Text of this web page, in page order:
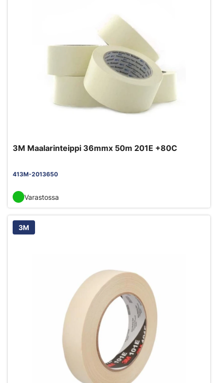
3M Maalarinteippi 36mmx 50m 201E +80C
413M-2013650
Varastossa
3M